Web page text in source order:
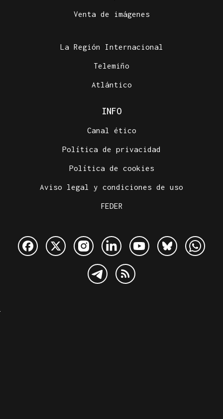
Venta de imágenes
La Región Internacional
Telemiño
Atlántico
INFO
Canal ético
Política de privacidad
Política de cookies
Aviso legal y condiciones de uso
FEDER